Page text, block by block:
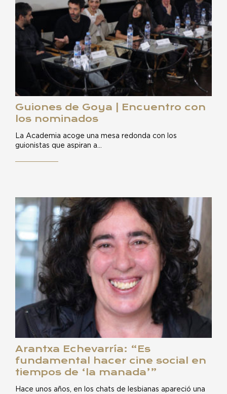
Guiones de Goya | Encuentro con
los nominados
La Academia acoge una mesa redonda con los
guionistas que aspiran a…
Arantxa Echevarría: “Es
fundamental hacer cine social en
tiempos de ‘la manada’”
Hace unos años, en los chats de lesbianas apareció una